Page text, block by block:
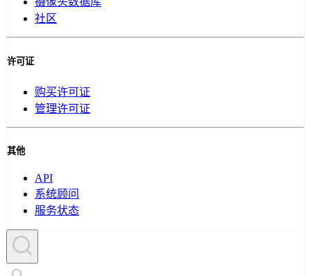
社区
许可证
购买许可证
管理许可证
其他
API
系统顾问
服务状态